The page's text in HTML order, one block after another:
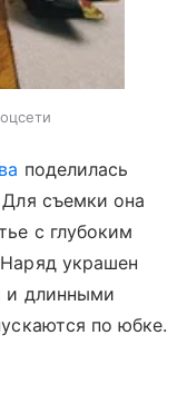
поделилась
съемки она
с глубоким
украшен
и длинными
по юбке.